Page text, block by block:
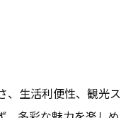
生活利便性、観光